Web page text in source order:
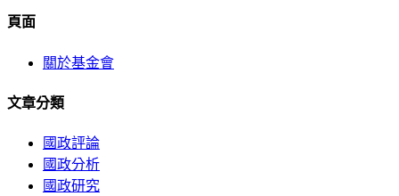
頁面
關於基金會
文章分類
國政評論
國政分析
國政研究